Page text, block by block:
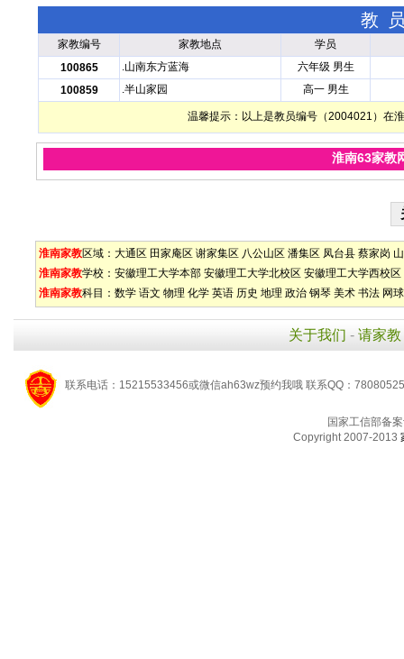
教
家教编号 家教地点
学员
100865
.山南东方蓝海
六年级 男生
100859
.半山家园 高一 男生
温馨提示：以上是教员编号（2004021）在
淮南63家教
淮南家教区域： 大通区 田家庵区 谢家集区 八公山区 潘集区 凤台县 蔡家岗
淮南家教学校： 安徽理工大学本部 安徽理工大学北校区 安徽理工大学西校区
淮南家教科目： 数学 语文 物理 化学 英语 历史 地理 政治 钢琴 美术 书法 网球
关于我们 - 请家教
联系电话：15215533456或微信ah63wz预约我哦 联系QQ：
国家工信部备
Copyright 2007-2013